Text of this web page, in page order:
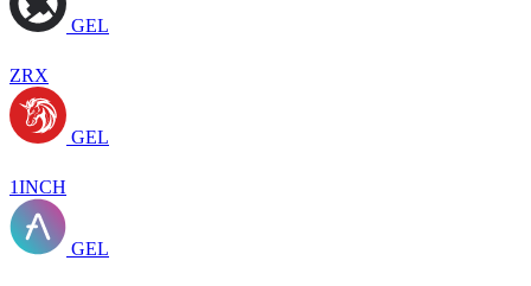
GEL
ZRX
GEL
1INCH
GEL